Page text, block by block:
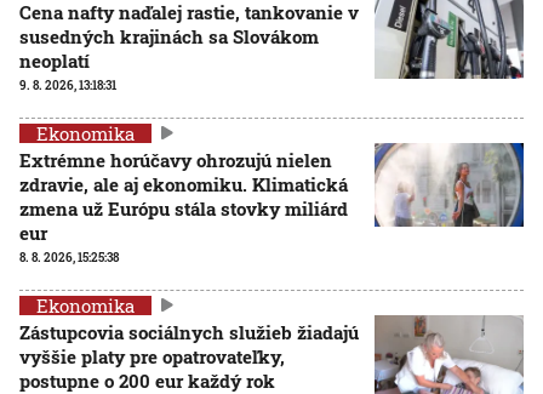
Cena nafty naďalej rastie, tankovanie v
susedných krajinách sa Slovákom
neoplatí
9. 8. 2026, 13:18:31
Ekonomika
Extrémne horúčavy ohrozujú nielen
zdravie, ale aj ekonomiku. Klimatická
zmena už Európu stála stovky miliárd
eur
8. 8. 2026, 15:25:38
Ekonomika
Zástupcovia sociálnych služieb žiadajú
vyššie platy pre opatrovateľky,
postupne o 200 eur každý rok